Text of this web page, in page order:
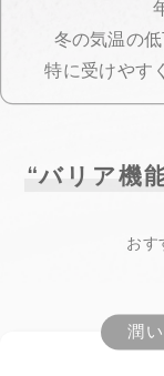
冬の気温の
特に受けやす
“バリア機
おす
潤